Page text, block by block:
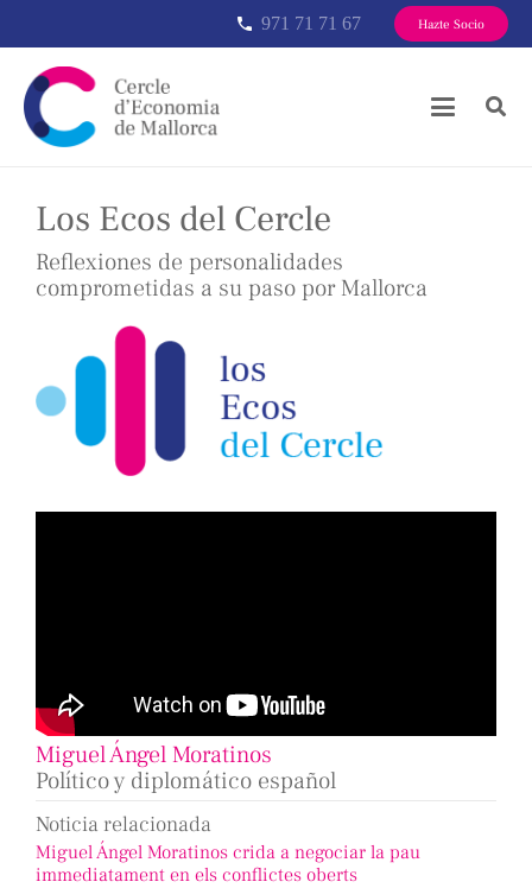
phone 971 71 71 67 Hazte Socio
Los Ecos del Cercle
Reflexiones de personalidades
comprometidas a su paso por Mallorca
Miguel Ángel Moratinos
Político y diplomático español
Noticia relacionada
Miguel Ángel Moratinos crida a negociar la pau
immediatament en els conflictes oberts